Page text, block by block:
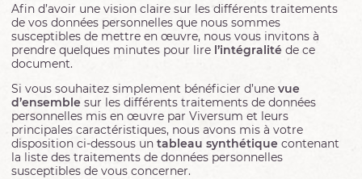
Afin d’avoir une vision claire sur les différents traitements
de vos données personnelles que nous sommes
susceptibles de mettre en œuvre, nous vous invitons à
prendre quelques minutes pour lire l’intégralité de ce
document.
Si vous souhaitez simplement bénéficier d’une vue
d’ensemble sur les différents traitements de données
personnelles mis en œuvre par Viversum et leurs
principales caractéristiques, nous avons mis à votre
disposition ci-dessous un tableau synthétique contenant
la liste des traitements de données personnelles
susceptibles de vous concerner.